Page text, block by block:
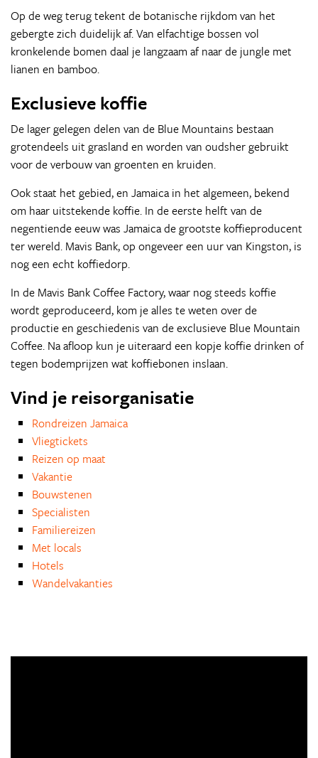
Op de weg terug tekent de botanische rijkdom van het
gebergte zich duidelijk af. Van elfachtige bossen vol
kronkelende bomen daal je langzaam af naar de jungle met
lianen en bamboo.
Exclusieve koffie
De lager gelegen delen van de Blue Mountains bestaan
grotendeels uit grasland en worden van oudsher gebruikt
voor de verbouw van groenten en kruiden.
Ook staat het gebied, en Jamaica in het algemeen, bekend
om haar uitstekende koffie. In de eerste helft van de
negentiende eeuw was Jamaica de grootste koffieproducent
ter wereld. Mavis Bank, op ongeveer een uur van Kingston, is
nog een echt koffiedorp.
In de Mavis Bank Coffee Factory, waar nog steeds koffie
wordt geproduceerd, kom je alles te weten over de
productie en geschiedenis van de exclusieve Blue Mountain
Coffee. Na afloop kun je uiteraard een kopje koffie drinken of
tegen bodemprijzen wat koffiebonen inslaan.
Vind je reisorganisatie
Rondreizen Jamaica
Vliegtickets
Reizen op maat
Vakantie
Bouwstenen
Specialisten
Familiereizen
Met locals
Hotels
Wandelvakanties